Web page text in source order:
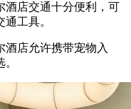
酒店交通十分便利，可
工具。
酒店允许携带宠物入